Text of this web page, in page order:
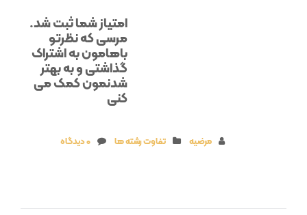
امتیاز شما ثبت شد.
مرسی که نظرتو
باهامون به اشتراک
گذاشتی و به بهتر
شدنمون کمک می
کنی
مرضیه تفاوت رشته ها 0 دیدگاه